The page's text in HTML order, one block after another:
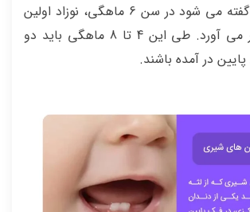
به طور میانگین گفته می شود در سن 6 ماهگی، نوزاد اولین
دندان خود را در می آورد. طی این 4 تا 8 ماهگی باید دو
در آمده باشند.